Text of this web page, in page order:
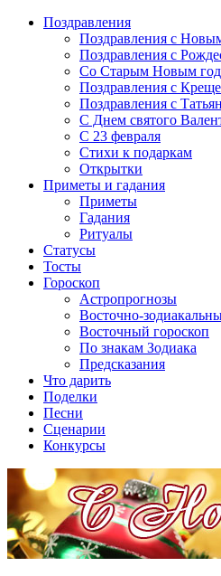
Поздравления
Поздравления с
Поздравления с
Со Старым Новым
Поздравления с
Поздравления с
С Днем святого
C 23 февраля
Стихи к подаркам
Открытки
Приметы и гадания
Приметы
Гадания
Ритуалы
Статусы
Тосты
Гороскоп
Астропрогнозы
Восточно-
Восточный гороскоп
По знакам Зодиака
Предсказания
Что дарить
Поделки
Песни
Сценарии
Конкурсы